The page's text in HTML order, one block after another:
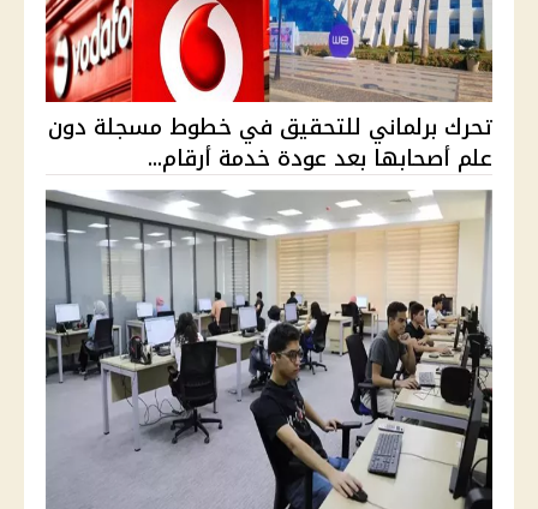
تحرك برلماني للتحقيق في خطوط مسجلة دون
علم أصحابها بعد عودة خدمة أرقام...